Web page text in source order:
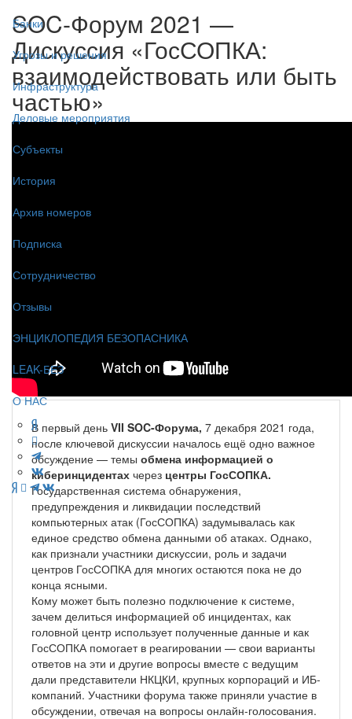
Банки
Угрозы и решения
Инфраструктура
Деловые мероприятия
Субъекты
История
Архив номеров
Подписка
Сотрудничество
Отзывы
ЭНЦИКЛОПЕДИЯ БЕЗОПАСНИКА
LEAK-БЕЗ
О НАС
SOC-Форум 2021 —
Дискуссия «ГосСОПКА:
взаимодействовать или быть
частью»
В первый день VII SOC-Форума, 7 декабря 2021 года,
после ключевой дискуссии началось ещё одно важное
обсуждение — темы обмена информацией о
киберинцидентах через центры ГосСОПКА.
Государственная система обнаружения,
предупреждения и ликвидации последствий
компьютерных атак (ГосСОПКА) задумывалась как
единое средство обмена данными об атаках. Однако,
как признали участники дискуссии, роль и задачи
центров ГосСОПКА для многих остаются пока не до
конца ясными.
Кому может быть полезно подключение к системе,
зачем делиться информацией об инцидентах, как
головной центр использует полученные данные и как
ГосСОПКА помогает в реагировании — свои варианты
ответов на эти и другие вопросы вместе с ведущим
дали представители НКЦКИ, крупных корпораций и ИБ-
компаний. Участники форума также приняли участие в
обсуждении, отвечая на вопросы онлайн-голосования.